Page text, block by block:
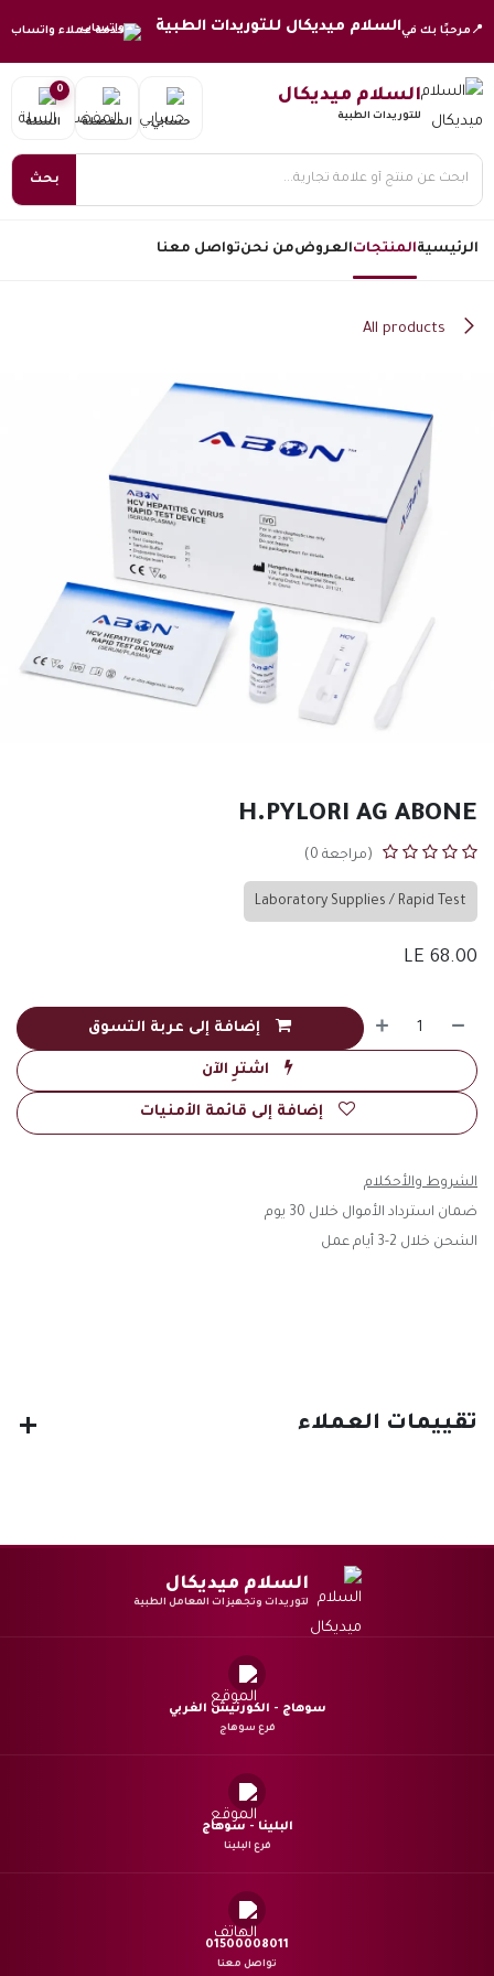
📍 مرحبًا بك فيالسلام ميديكال للتوريدات الطبية خدمة عملاء واتساب
السلام ميديكال
للتوريدات الطبية
بحث
حسابي المفضلة
0
السلة
الرئيسيةالمنتجاتالعروضمن نحنتواصل معنا
All products
H.PYLORI AG ABONE
(مراجعة 0)
Laboratory Supplies / Rapid Test
68.00
إضافة إلى عربة التسوق
اشترِ الآن
إضافة إلى قائمة الأمنيات
الشروط والأحكلام
ضمان استرداد الأموال خلال 30 يوم
الشحن خلال 2-3 أيام عمل
تقييمات العملاء
السلام ميديكال
لتوريدات وتجهيزات المعامل الطبية
سوهاج - الكورنيش الغربي
فرع سوهاج
البلينا - سوهاج
فرع البلينا
01500008011
تواصل معنا